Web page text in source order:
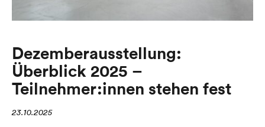
Dezemberausstellung:
Überblick 2025 –
Teilnehmer:innen stehen fest
23.10.2025